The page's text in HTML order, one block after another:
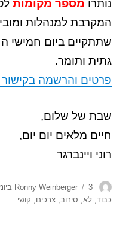
נותרו מספר מקומות
המקרבת למנהלות
שתתקיים ביום חמישי ה –
גתית ותומר.
פרטים והרשמה
שבת של שלום,
חיים מלאים יום יום,
רוני ויינברגר
מחברRonny Weinberger
פורסם
בתאריך
3 ביוני 2016
כבוד,לא, סירוב,צרכים, קושי